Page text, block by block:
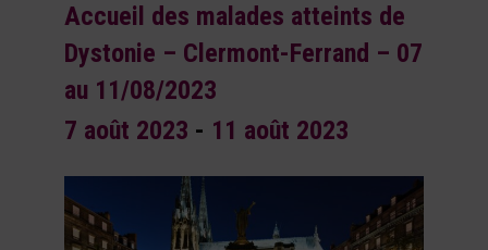
Accueil des malades atteints de
Dystonie – Clermont-Ferrand – 07
au 11/08/2023
7 août 2023 - 11 août 2023